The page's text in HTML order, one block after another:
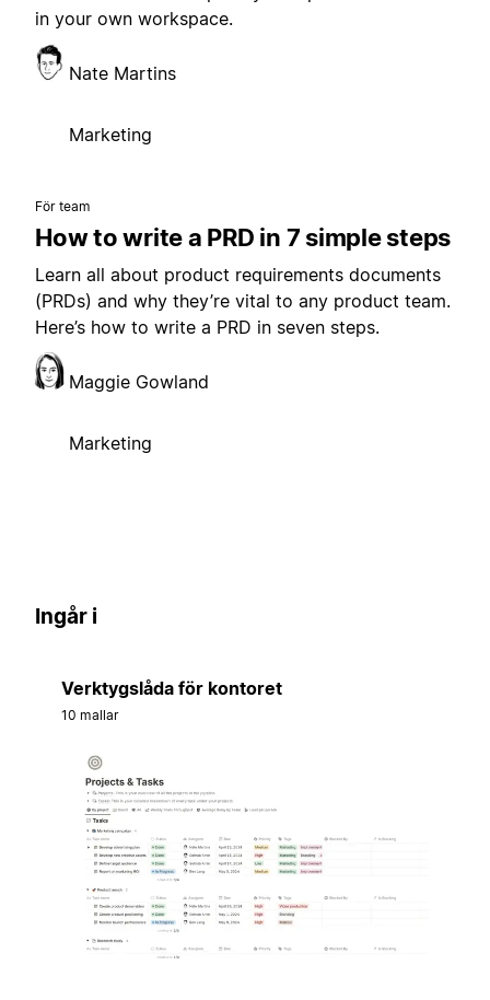
in your own workspace.
Nate Martins
Marketing
För team
How to write a PRD in 7 simple steps
Learn all about product requirements documents
(PRDs) and why they’re vital to any product team.
Here’s how to write a PRD in seven steps.
Maggie Gowland
Marketing
Ingår i
Verktygslåda för kontoret
10 mallar